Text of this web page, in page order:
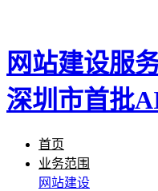
网站建设服
深圳市首批
首页
业务范围
网站建设